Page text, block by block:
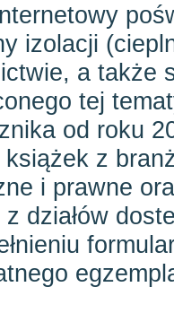
izolacji
a także
tej
od roku
z
i prawne
działów